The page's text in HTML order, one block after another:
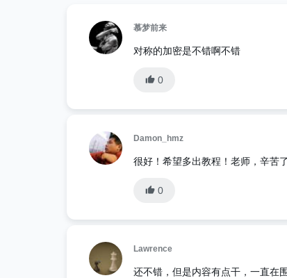
慕梦前来
对称的加密是不错啊不错
0
Damon_hmz
很好！希望多出教程！老师，辛苦了
0
Lawrence
还不错，但是内容有点干，一直在